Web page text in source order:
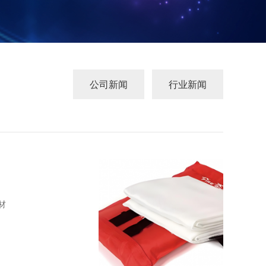
公司新闻 行业新闻